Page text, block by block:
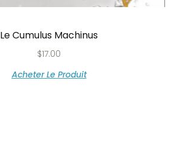
Le Cumulus Machinus
$17.00
Acheter Le Produit